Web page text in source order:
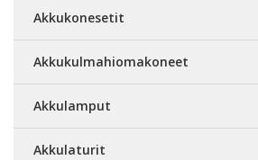
Akkukonesetit
Akkukulmahiomakoneet
Akkulamput
Akkulaturit